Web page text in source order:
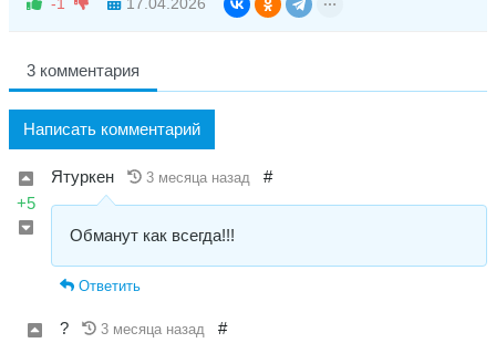
-1 17.04.2026
3 комментария
Написать комментарий
+5
Ятуркен 3 месяца назад #
Обманут как всегда!!!
Ответить
? 3 месяца назад #